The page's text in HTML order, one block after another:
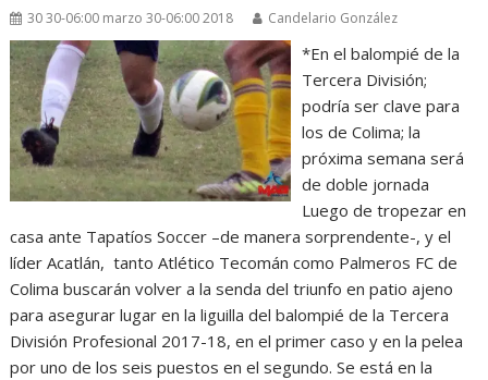
30 30-06:00 marzo 30-06:00 2018 Candelario González
*En el balompié de la
Tercera División;
podría ser clave para
los de Colima; la
próxima semana será
de doble jornada
Luego de tropezar en
casa ante Tapatíos Soccer –de manera sorprendente-, y el
líder Acatlán, tanto Atlético Tecomán como Palmeros FC de
Colima buscarán volver a la senda del triunfo en patio ajeno
para asegurar lugar en la liguilla del balompié de la Tercera
División Profesional 2017-18, en el primer caso y en la pelea
por uno de los seis puestos en el segundo. Se está en la